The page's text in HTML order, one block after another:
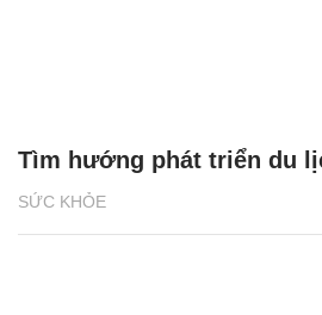
SỨC KHỎE
Tìm hướng phát triển du